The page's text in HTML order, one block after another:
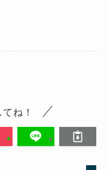
ね！